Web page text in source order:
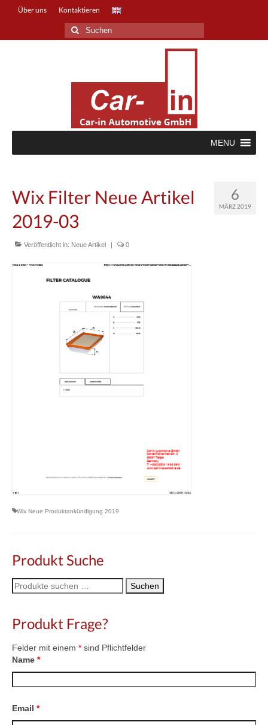
Über uns Kontaktieren
Suche
nach:
MENU
6
MÄRZ 2019
Wix Filter Neue Artikel
2019-03
Veröffentlicht in: Neue Artikel | 0
Wix Neue Produktankündigung 2019
Produkt Suche
Suche
nach:
Suchen
Produkt Frage?
Felder mit einem * sind Pflichtfelder
Name *
Email *